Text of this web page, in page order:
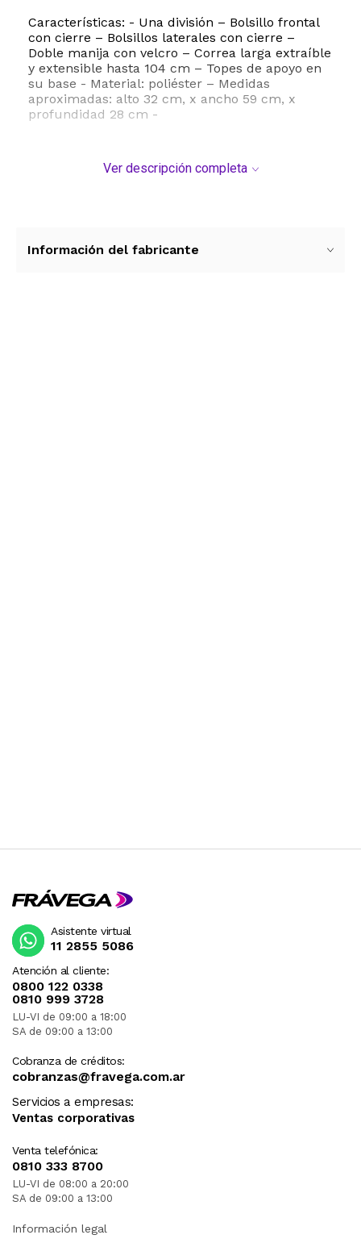
Características: - Una división – Bolsillo frontal
con cierre – Bolsillos laterales con cierre –
Doble manija con velcro – Correa larga extraíble
y extensible hasta 104 cm – Topes de apoyo en
su base - Material: poliéster – Medidas
aproximadas: alto 32 cm, x ancho 59 cm, x
profundidad 28 cm -
Ver descripción completa
Información del fabricante
Atención al cliente:
0800 122 0338
0810 999 3728
LU-VI de 09:00 a 18:00
SA de 09:00 a 13:00
Cobranza de créditos:
cobranzas@fravega.com.ar
Servicios a empresas:
Ventas corporativas
Venta telefónica:
0810 333 8700
LU-VI de 08:00 a 20:00
SA de 09:00 a 13:00
Asistente virtual
11 2855 5086
Información legal